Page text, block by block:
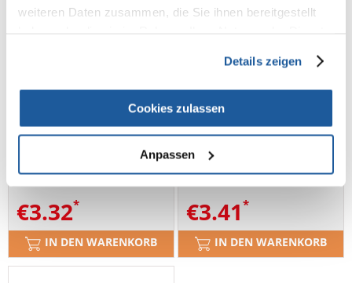
weiteren Daten zusammen, die Sie ihnen bereitgestellt
Details zeigen
Cookies zulassen
Anpassen
ZOLUX ANAH Einsatz für
€3.32
IN DEN WARENKORB
ZOLUX ANAH
Pelzsammelrolle
€3.41
IN DEN WARENKORB